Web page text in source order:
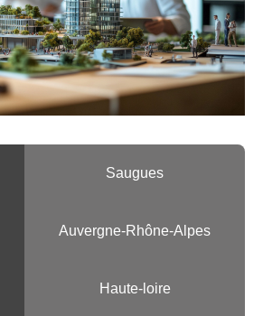
Saugues
Auvergne-Rhône-Alpes
Haute-loire